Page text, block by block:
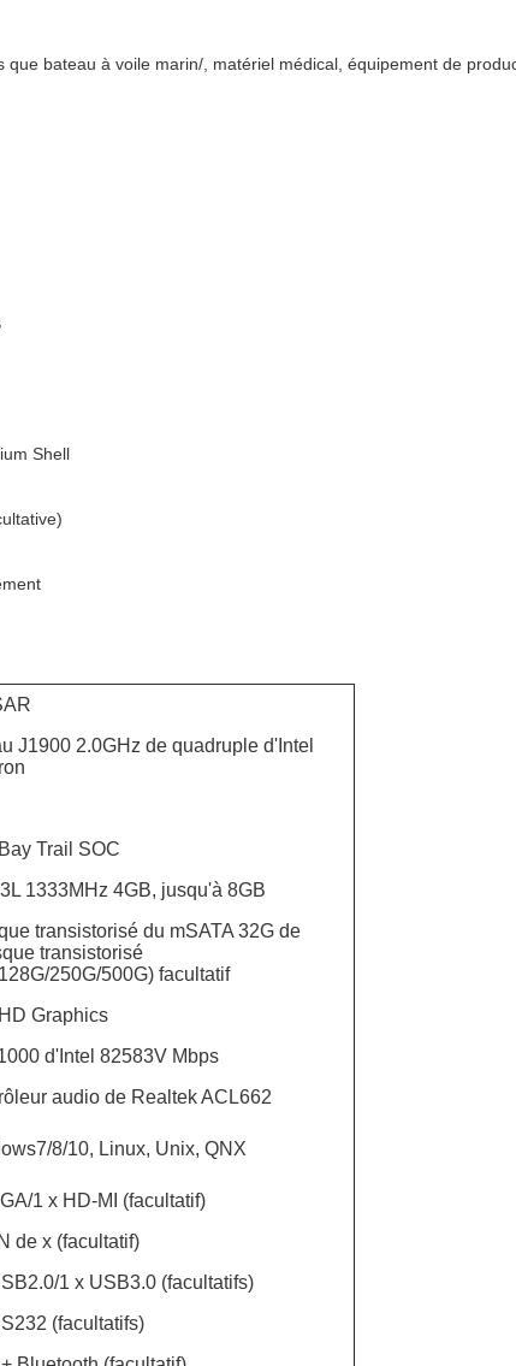
bateau à voile marin/, matériel médical, équipement de
Shell
J1900 2.0GHz de quadruple d'Intel
Trail SOC
1333MHz 4GB, jusqu'à 8GB
transistorisé du mSATA 32G de
transistorisé
250G/500G) facultatif
Graphics
d'Intel 82583V Mbps
audio de Realtek ACL662
8/10, Linux, Unix, QNX
1 x HD-MI (facultatif)
de x (facultatif)
1 x USB3.0 (facultatifs)
(facultatifs)